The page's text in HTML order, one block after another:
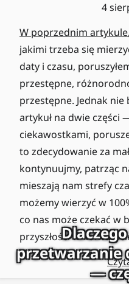
4
W poprzednim artykule
jakimi trzeba się
daty i czasu,
przestępne,
przestępne. Jednak
artykuł na dwie części
ciekawostkami,
to zdecydowanie za
kontynuujmy, patrząc
mieszają nam strefy
możemy wierzyć w
co nas może czekać w
przyszłości w
przetwarzanie
—